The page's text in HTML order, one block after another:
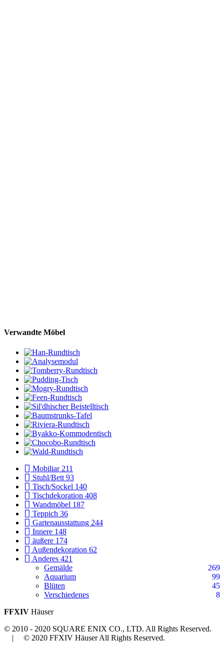
Verwandte Möbel
Mobiliar 211
Stuhl/Bett 93
Tisch/Sockel 140
Tischdekoration 408
Wandmöbel 187
Teppich 36
Gartenausstattung 244
Innere 148
äußere 174
Außendekoration 62
Anderes 421
Gemälde
269
Aquarium
99
Blüten
45
Verschiedenes
8
FFXIV Häuser
© 2010 - 2020 SQUARE ENIX CO., LTD. All Rights Reserved.
| © 2020 FFXIV Häuser All Rights Reserved.